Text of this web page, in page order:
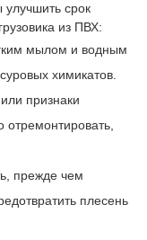
срок
из ПВХ:
мылом и водным
химикатов.
признаки
отремонтировать,
прежде чем
плесень